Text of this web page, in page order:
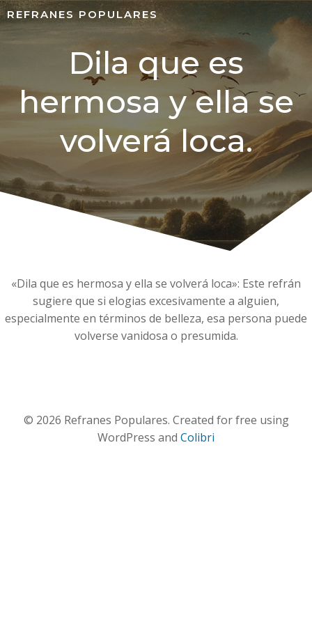
REFRANES POPULARES
Dila que es
hermosa y ella se
volverá loca.
«Dila que es hermosa y ella se volverá loca»: Este refrán
sugiere que si elogias excesivamente a alguien,
especialmente en términos de belleza, esa persona puede
volverse vanidosa o presumida.
© 2026 Refranes Populares. Created for free using
WordPress and Colibri